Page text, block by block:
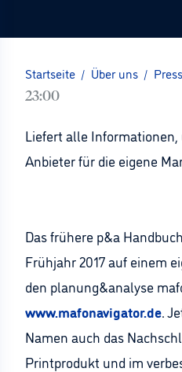
Startseite / Über uns /
23:00
Liefert alle Informationen,
Anbieter für die eigene
Das frühere p&a
Frühjahr 2017 auf einem
den planung&analyse
www.mafonavigator.de.
Namen auch das
Printprodukt und im